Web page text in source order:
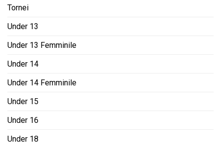
Tornei
Under 13
Under 13 Femminile
Under 14
Under 14 Femminile
Under 15
Under 16
Under 18